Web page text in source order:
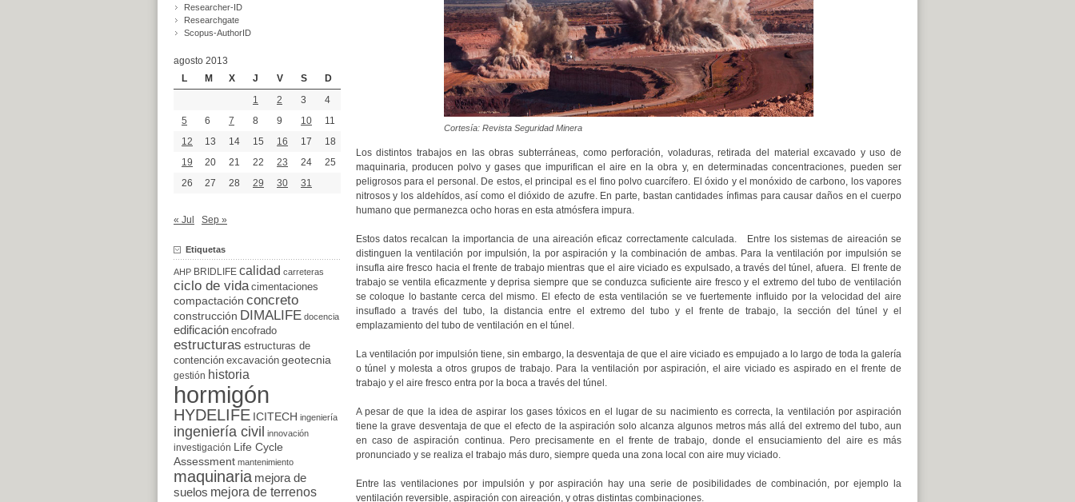
Cortesía: Revista Seguridad Minera
Los distintos trabajos en las obras subterráneas, como perforación, voladuras, retirada del material excavado y uso de
maquinaria, producen polvo y gases que impurifican el aire en la obra y, en determinadas concentraciones, pueden ser
peligrosos para el personal. De estos, el principal es el fino polvo cuarcífero. El óxido y el monóxido de carbono, los vapores
nitrosos y los aldehídos, así como el dióxido de azufre. En parte, bastan cantidades ínfimas para causar daños en el cuerpo
humano que permanezca ocho horas en esta atmósfera impura.
Estos datos recalcan la importancia de una aireación eficaz correctamente calculada. Entre los sistemas de aireación se
distinguen la ventilación por impulsión, la por aspiración y la combinación de ambas. Para la ventilación por impulsión se
insufla aire fresco hacia el frente de trabajo mientras que el aire viciado es expulsado, a través del túnel, afuera. El frente de
trabajo se ventila eficazmente y deprisa siempre que se conduzca suficiente aire fresco y el extremo del tubo de ventilación
se coloque lo bastante cerca del mismo. El efecto de esta ventilación se ve fuertemente influido por la velocidad del aire
insuflado a través del tubo, la distancia entre el extremo del tubo y el frente de trabajo, la sección del túnel y el
emplazamiento del tubo de ventilación en el túnel.
La ventilación por impulsión tiene, sin embargo, la desventaja de que el aire viciado es empujado a lo largo de toda la galería
o túnel y molesta a otros grupos de trabajo. Para la ventilación por aspiración, el aire viciado es aspirado en el frente de
trabajo y el aire fresco entra por la boca a través del túnel.
A pesar de que la idea de aspirar los gases tóxicos en el lugar de su nacimiento es correcta, la ventilación por aspiración
tiene la grave desventaja de que el efecto de la aspiración solo alcanza algunos metros más allá del extremo del tubo, aun
en caso de aspiración continua. Pero precisamente en el frente de trabajo, donde el ensuciamiento del aire es más
pronunciado y se realiza el trabajo más duro, siempre queda una zona local con aire muy viciado.
Entre las ventilaciones por impulsión y por aspiración hay una serie de posibilidades de combinación, por ejemplo la
ventilación reversible, aspiración con aireación, y otras distintas combinaciones.
Researcher-ID
Researchgate
Scopus-AuthorID
agosto 2013
L
M X J V S
D
1
2 3
4
5
6 7 8 9 10
11
12
13 14 15 16 17
18
19
20 21 22 23 24
25
26
27 28 29 30 31
« Jul Sep »
Etiquetas
AHP BRIDLIFE calidad carreteras
ciclo de vida cimentaciones
compactación concreto
construcción DIMALIFE docencia
edificación encofrado
estructuras estructuras de
contención excavación geotecnia
gestión historia
hormigón
HYDELIFE ICITECH ingeniería
ingeniería civil innovación
investigación
Life Cycle
Assessment mantenimiento
maquinaria mejora de
suelos mejora de terrenos